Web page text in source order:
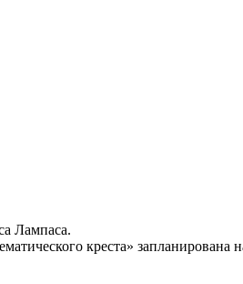
Лампаса.
креста» запланирована